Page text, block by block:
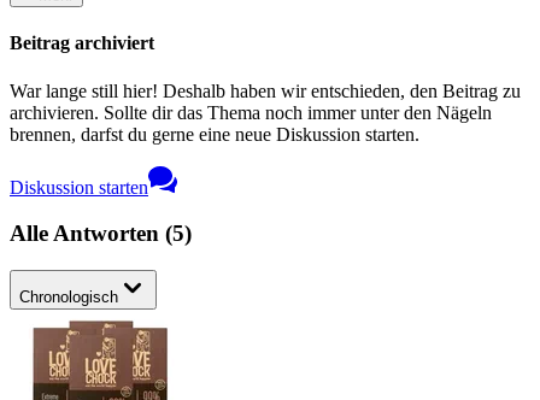
Beitrag archiviert
War lange still hier! Deshalb haben wir entschieden, den Beitrag zu
archivieren. Sollte dir das Thema noch immer unter den Nägeln
brennen, darfst du gerne eine neue Diskussion starten.
Diskussion starten
Alle Antworten (5)
Chronologisch